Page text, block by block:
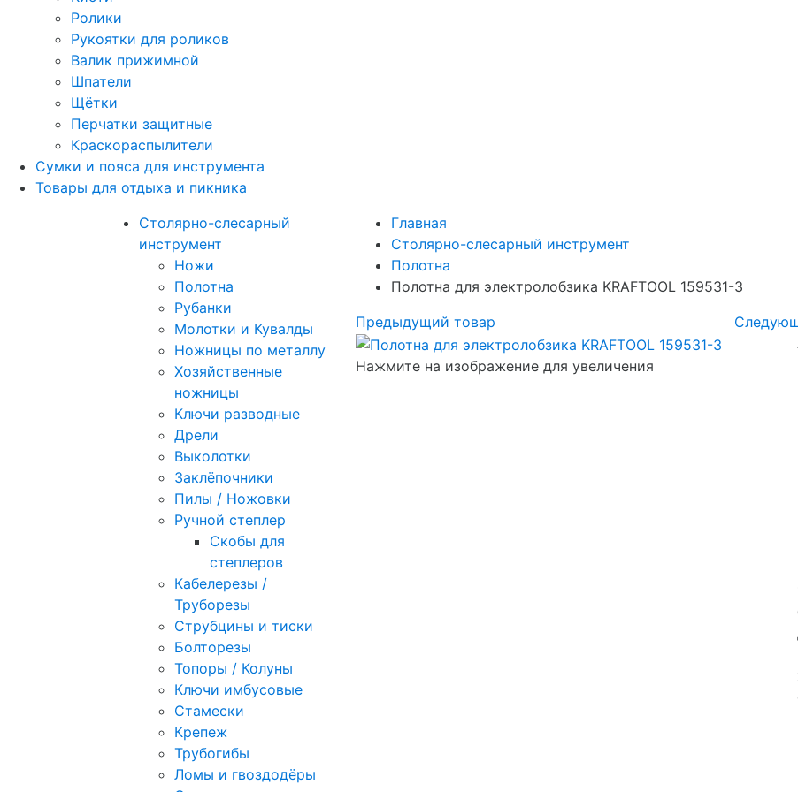
Ролики
Рукоятки для роликов
Валик прижимной
Шпатели
Щётки
Перчатки защитные
Краскораспылители
Сумки и пояса для инструмента
Товары для отдыха и пикника
Столярно-слесарный
инструмент
Ножи
Полотна
Рубанки
Молотки и Кувалды
Ножницы по металлу
Хозяйственные
ножницы
Ключи разводные
Дрели
Выколотки
Заклёпочники
Пилы / Ножовки
Ручной степлер
Скобы для
степлеров
Кабелерезы /
Труборезы
Струбцины и тиски
Болторезы
Топоры / Колуны
Ключи имбусовые
Стамески
Крепеж
Трубогибы
Ломы и гвоздодёры
Главная
Столярно-слесарный инструмент
Полотна
Полотна для электролобзика KRAFTOOL 159531-3
Предыдущий товар
Нажмите на изображение для увеличения